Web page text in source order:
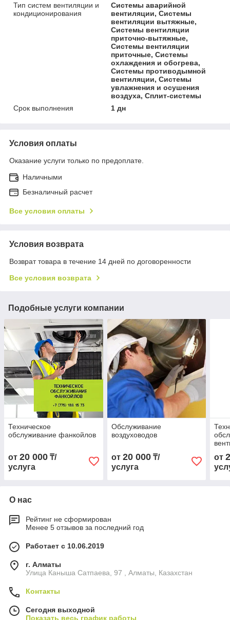
Тип систем вентиляции и
кондиционирования
Системы аварийной
вентиляции, Системы
вентиляции вытяжные,
Системы вентиляции
приточно-вытяжные,
Системы вентиляции
приточные, Системы
охлаждения и обогрева,
Системы противодымной
вентиляции, Системы
увлажнения и осушения
воздуха, Сплит-системы
Срок выполнения
1 дн
Условия оплаты
Оказание услуги только по предоплате.
Наличными
Безналичный расчет
Все условия оплаты
Условия возврата
Возврат товара в течение 14 дней по договоренности
Все условия возврата
Подобные услуги компании
Техническое
обслуживание фанкойлов
от 20 000 ₸/
услуга
Обслуживание
воздуховодов
от 20 000₸/
услуга
от
О нас
Рейтинг не сформирован
Менее 5 отзывов за последний год
Работает с 10.06.2019
г. Алматы
Улица Каныша Сатпаева, 97 , Алматы, Казахстан
Контакты
Сегодня выходной
Показать весь график работы